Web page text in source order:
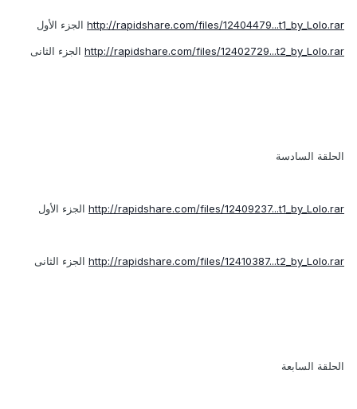
http://rapidshare.com/files/12404479...t1_by_Lolo.rarالجزء الأول
http://rapidshare.com/files/12402729...t2_by_Lolo.rarالجزء الثانى
الحلقة السادسة
http://rapidshare.com/files/12409237...t1_by_Lolo.rarالجزء الأول
http://rapidshare.com/files/12410387...t2_by_Lolo.rarالجزء الثانى
الحلقة السابعة